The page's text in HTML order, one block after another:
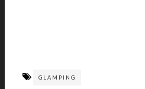
GLAMPING